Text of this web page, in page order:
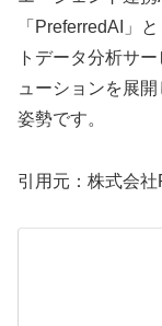
「PreferredAI」
トデータ分析サ
ューションを展
姿勢です。
引用元：株式会